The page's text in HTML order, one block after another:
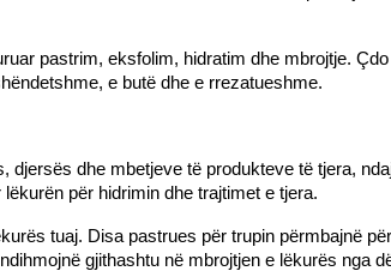
pastrim, eksfolim, hidratim dhe mbrojtje.
e butë dhe e rrezatueshme.
dhe mbetjeve të produkteve të tjera,
për hidrimin dhe trajtimet e tjera.
tuaj. Disa pastrues për trupin përmbajnë
gjithashtu në mbrojtjen e lëkurës nga